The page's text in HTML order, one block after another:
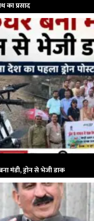
का प्रसाद
मंडी, ड्रोन से भेजी डाक